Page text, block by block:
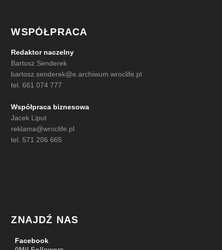
WSPÓŁPRACA
Redaktor naczelny
Bartosz Senderek
bartosz.senderek@e.archiwum.wroclife.pl
tel. 661 074 777
Współpraca biznesowa
Jacek Liput
reklama@wroclife.pl
tel. 571 206 665
ZNAJDŹ NAS
Facebook